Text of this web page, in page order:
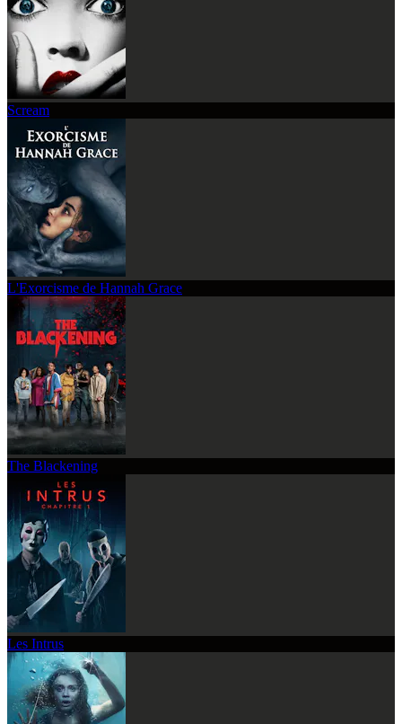
Scream
L'Exorcisme de Hannah Grace
The Blackening
Les Intrus